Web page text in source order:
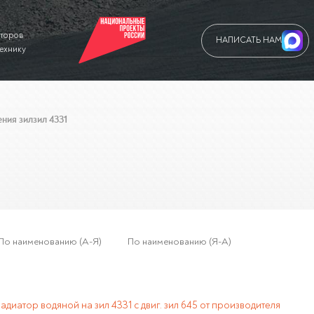
НАПИСАТЬ НАМ
зилзил 4331
наименованию (А-Я) По наименованию (Я-А)